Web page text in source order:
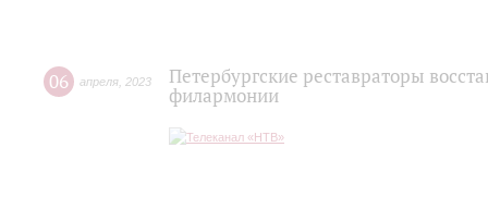
06 апреля 2023
Петербургские реставраторы
филармонии